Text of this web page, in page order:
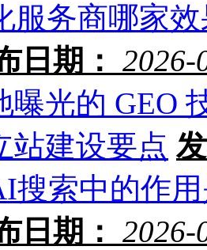
服务商哪家
日期： 2026-
曝光的 GEO
站建设要点
搜索中的作
日期： 2026-